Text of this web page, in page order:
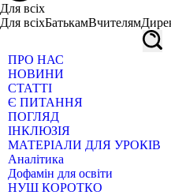
Для всіх
Для всіхБатькамВчителям
ПРО НАС
НОВИНИ
СТАТТІ
Є ПИТАННЯ
ПОГЛЯД
ІНКЛЮЗІЯ
МАТЕРІАЛИ ДЛЯ УРОКІВ
Аналітика
Дофамін для освіти
НУШ КОРОТКО